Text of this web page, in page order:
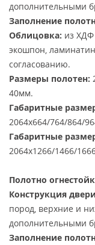
дополнительными
Заполнение
Облицовка: из
экошпон,
согласованию.
Размеры полотен:
40мм.
Габаритные
2064х664/764/864/
Габаритные
2064х1266/1466/
Полотно
Конструкция
пород, верхние и
дополнительными
Заполнение